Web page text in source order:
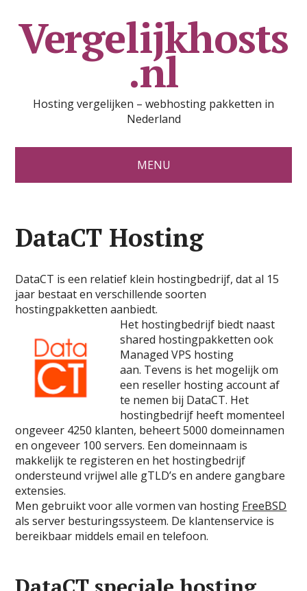
Vergelijkhosts
.nl
Hosting vergelijken – webhosting pakketten in
Nederland
MENU
DataCT Hosting
DataCT is een relatief klein hostingbedrijf, dat al 15
jaar bestaat en verschillende soorten
hostingpakketten aanbiedt.
Het hostingbedrijf biedt naast
shared hostingpakketten ook
Managed VPS hosting
aan. Tevens is het mogelijk om
een reseller hosting account af
te nemen bij DataCT. Het
hostingbedrijf heeft momenteel
ongeveer 4250 klanten, beheert 5000 domeinnamen
en ongeveer 100 servers. Een domeinnaam is
makkelijk te registeren en het hostingbedrijf
ondersteund vrijwel alle gTLD’s en andere gangbare
extensies.
Men gebruikt voor alle vormen van hosting FreeBSD
als server besturingssysteem. De klantenservice is
bereikbaar middels email en telefoon.